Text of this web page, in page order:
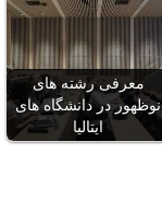
معرفی رشته‌ های
نوظهور در دانشگاه‌ های
ایتالیا